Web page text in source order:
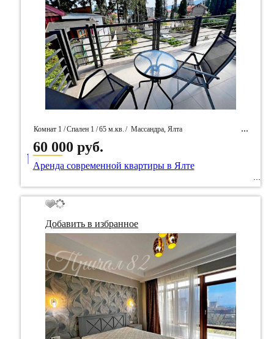
Комнат 1 /Спален 1 /65 м.кв. / Массандра, Ялта
/ Идентификатор собственность 99758
60 000 руб.
____
Аренда современной квартиры в Ялте
Добавить в избранное